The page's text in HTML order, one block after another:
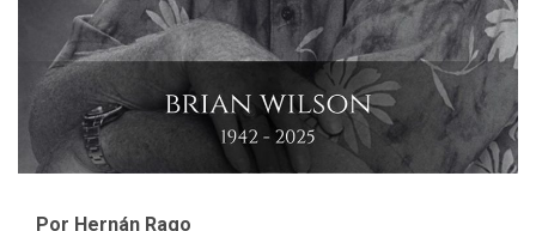
Por Hernán Rago